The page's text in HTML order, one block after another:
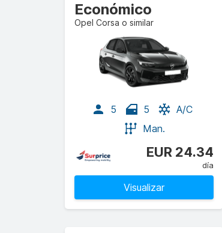
Económico
Opel Corsa o similar
5 5
A/C
Man.
EUR 24.34
día
Visualizar